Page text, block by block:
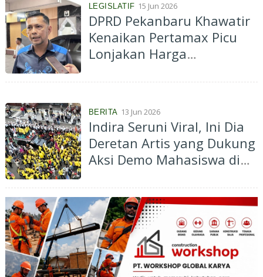
LEGISLATIF 15 Jun 2026
DPRD Pekanbaru Khawatir
Kenaikan Pertamax Picu
Lonjakan Harga
BERITA 13 Jun 2026
Indira Seruni Viral, Ini Dia
Deretan Artis yang Dukung
Aksi Demo Mahasiswa di